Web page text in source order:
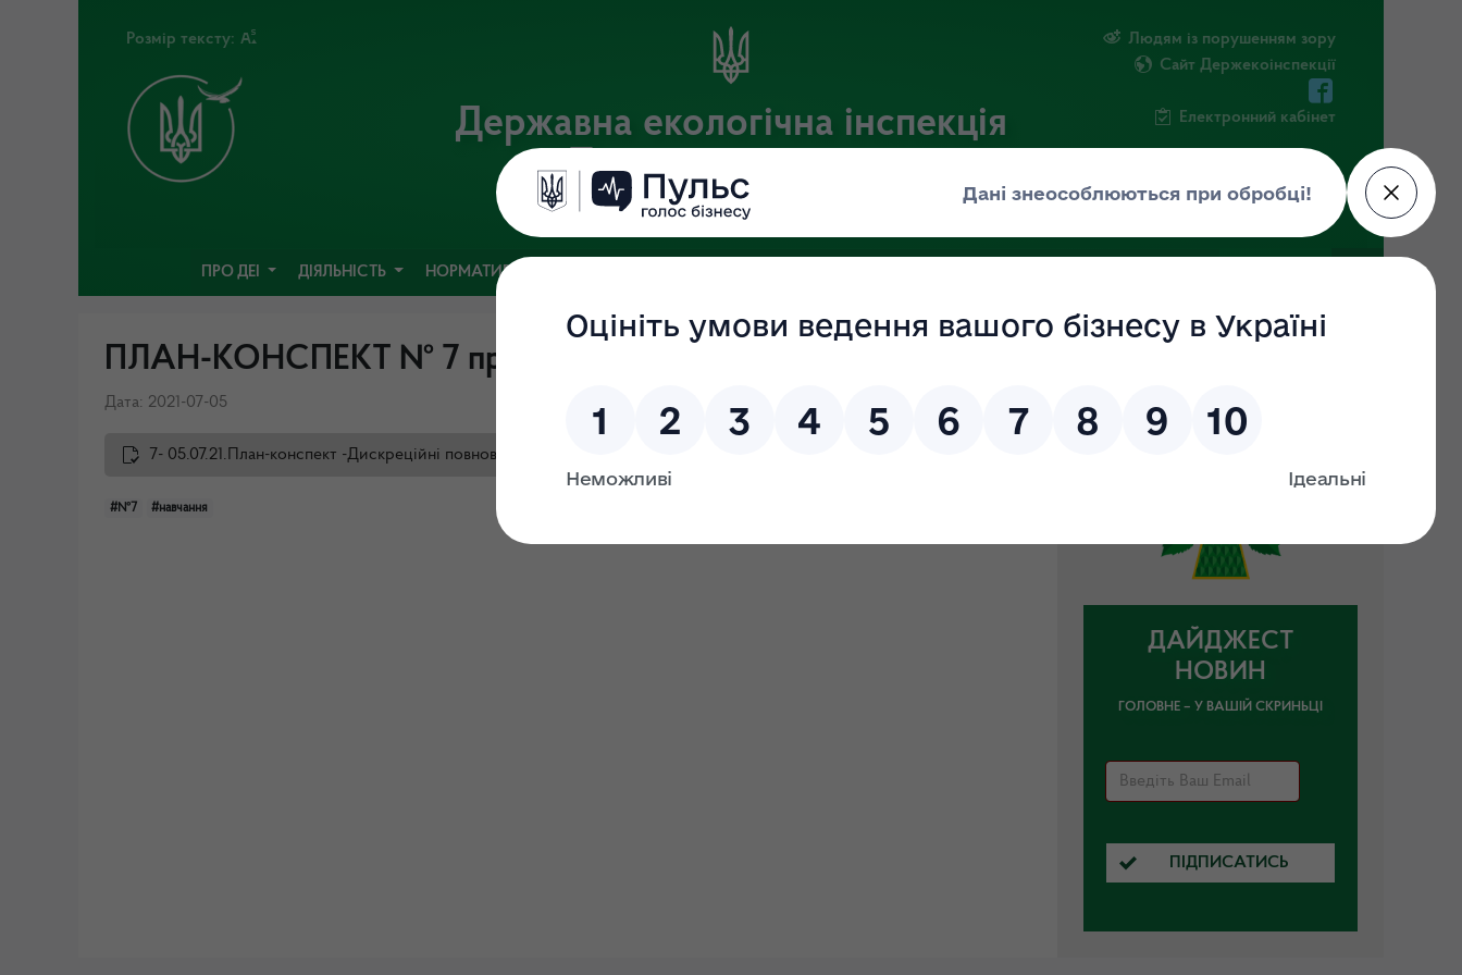
Розмір тексту:
Державна екологічна інспекція
Поліського округу
Офіційний веб-портал
Людям із порушенням зору
Сайт Держекоінспекції
Електронний кабінет
ПРО ДЕІ ДІЯЛЬНІСТЬ НОРМАТИВНА БАЗА
ПЛАН-КОНСПЕКТ № 7 проведення заняття з персоналом
Дата: 2021-07-05
7- 05.07.21.План-конспект -Дискреційні повноваження.docx
#№7 #навчання
ДАЙДЖЕСТ
НОВИН
ГОЛОВНЕ – У ВАШІЙ СКРИНЬЦІ
ПІДПИСАТИСЬ